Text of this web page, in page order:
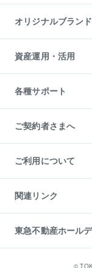
投資用マンション
アパート経営
収益物件
ビル購入（ビル一棟）
投資用不動産の売却査定
事業用不動産の売却査
マンションライブラリー
人気マンションランキ
暮らしに役立つ不動産
不動産相場・不動産価
不動産コラム・ニュー
不動産用語集
不動産なんでもネット
住まいの税金
オリジナルブランド
一棟リノベーションマ
L`GENTE（ルジェンテ
区分リノベーションマ
投資用一棟レジデンス
不動産小口投資
LEGACIA（レガシア）
資産運用・活用
不動産M&A
アセットマネジメント
各種サポート
相続サポート
リフォームサポート
ご契約者さまへ
ご紹介・再契約特典
入居者様専用-各種ご案
東急こすもす会「こす
ご利用について
金融商品取引について
東急リバブル ソーシャ
ご意見・お問い合わせ
ダイレクトメール（郵
関連リンク
これからご結婚される
人材サービスのご用命
東北の逸品を贈ります
東急不動産ホール
東急コミュニティー
©